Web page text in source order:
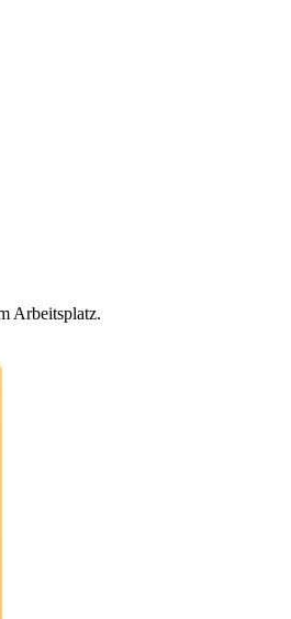
Arbeitsplatz.